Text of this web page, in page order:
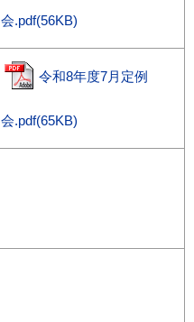
会.pdf(56KB)
令和8年度7月定例
会.pdf(65KB)